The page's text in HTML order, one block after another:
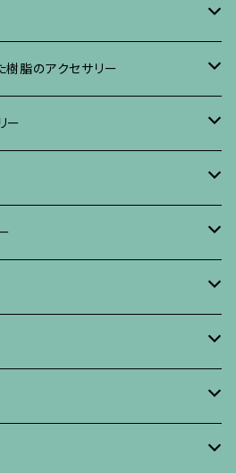
樹脂のアクセサリー
ー
セサリー